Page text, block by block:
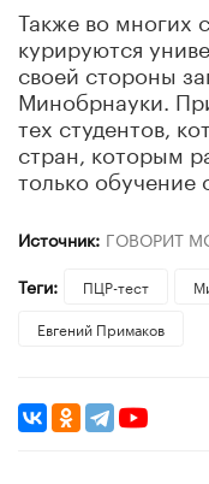
Также во многих
курируются
своей стороны
Минобрнауки.
тех студентов,
стран, которым
только обучение
Источник: ГОВОРИТ
Теги:
ПЦР-тест
Евгений Примаков